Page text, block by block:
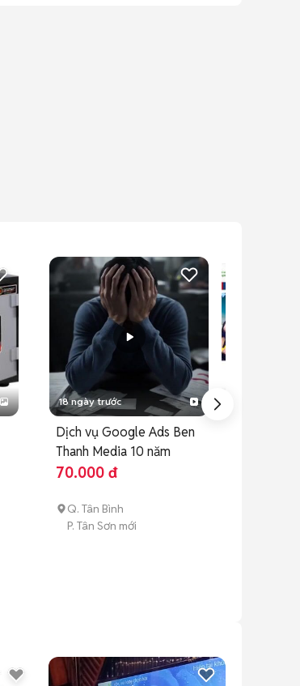
18 ngày trước
Dịch vụ Google Ads Ben
Thanh Media 10 năm
70.000 đ
Q. Tân Bình
P. Tân Sơn mới